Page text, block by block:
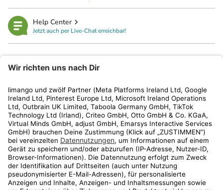
Help Center
Jetzt auch per Live-Chat erreichbar!
Kundenservice
Shop
Aktionen
Travel